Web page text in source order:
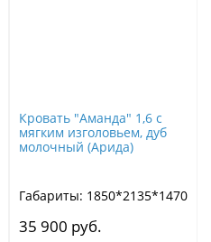
Кровать "Аманда" 1,6 с
мягким изголовьем, дуб
молочный (Арида)
Габариты: 1850*2135*1470
35 900 руб.